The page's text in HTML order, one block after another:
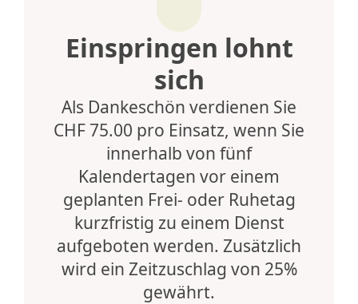
Einspringen lohnt
sich
Als Dankeschön verdienen Sie
CHF 75.00 pro Einsatz, wenn Sie
innerhalb von fünf
Kalendertagen vor einem
geplanten Frei- oder Ruhetag
kurzfristig zu einem Dienst
aufgeboten werden. Zusätzlich
wird ein Zeitzuschlag von 25%
gewährt.